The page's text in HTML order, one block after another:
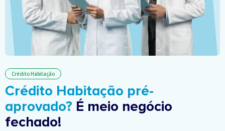
Crédito Habitação
Crédito Habitação pré-
aprovado? É meio negócio
fechado!